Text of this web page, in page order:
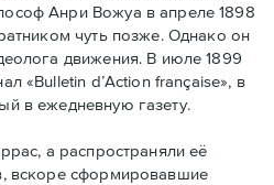
Анри Вожуа в апреле 1898
чуть позже. Однако он
движения. В июле 1899
«Bulletin d’Action française», в
в ежедневную газету.
а распространяли её
вскоре сформировавшие